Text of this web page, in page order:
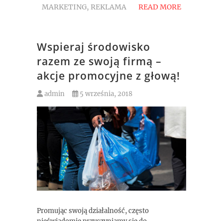
MARKETING, REKLAMA READ MORE
Wspieraj środowisko
razem ze swoją firmą –
akcje promocyjne z głową!
admin 5 września, 2018
Promując swoją działalność, często